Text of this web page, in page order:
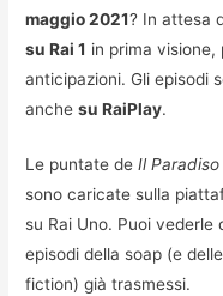
maggio 2021? In attesa
su Rai 1 in prima
anticipazioni. Gli episodi
anchesu RaiPlay.
Le puntate deIl
sono caricate sulla
su Rai Uno. Puoi
episodi della soap (e
fiction) già trasmessi.